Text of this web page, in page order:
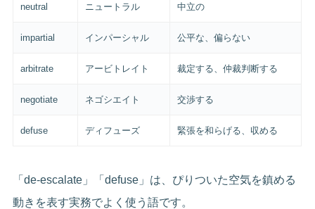
neutral ニュートラル 中立の
impartial インパーシャル 公平な、偏らない
arbitrate アービトレイト 裁定する、仲裁判断する
negotiate ネゴシエイト 交渉する
defuse ディフューズ 緊張を和らげる、収める
「de-escalate」「defuse」は、ぴりついた空気を鎮める
動きを表す実務でよく使う語です。